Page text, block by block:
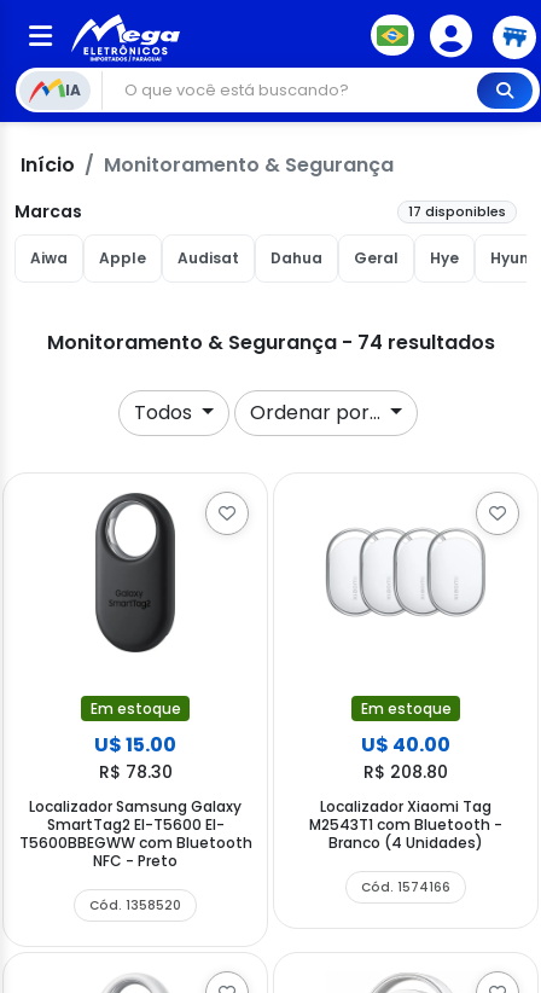
IA
Início Monitoramento & Segurança
Marcas 17 disponibles
Aiwa Apple Audisat Dahua Geral Hye
Monitoramento & Segurança - 74 resultados
Todos Ordenar por...
Em estoque
U$ 15.00
R$ 78.30
Localizador Samsung Galaxy
SmartTag2 El-T5600 EI-
T5600BBEGWW com Bluetooth
NFC - Preto
Cód. 1358520
Em estoque
U$ 40.00
R$ 208.80
Localizador Xiaomi Tag
M2543T1 com Bluetooth -
Branco (4 Unidades)
Cód. 1574166